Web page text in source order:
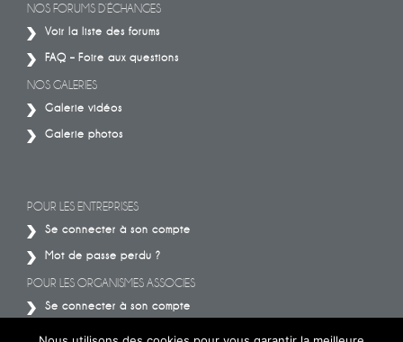
NOS FORUMS D’ÉCHANGES
Voir la liste des forums
FAQ – Foire aux questions
NOS GALERIES
Galerie vidéos
Galerie photos
POUR LES ENTREPRISES
Se connecter à son compte
Mot de passe perdu ?
POUR LES ORGANISMES ASSOCIES
Se connecter à son compte